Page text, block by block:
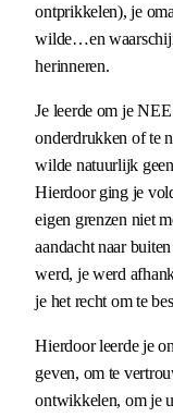
ontprikkelen), je
wilde…en
herinneren.
Je leerde om je
onderdrukken of te
wilde natuurlijk
Hierdoor ging je
eigen grenzen niet
aandacht naar
werd, je werd
je het recht om te
Hierdoor leerde je
geven, om te
ontwikkelen, om je